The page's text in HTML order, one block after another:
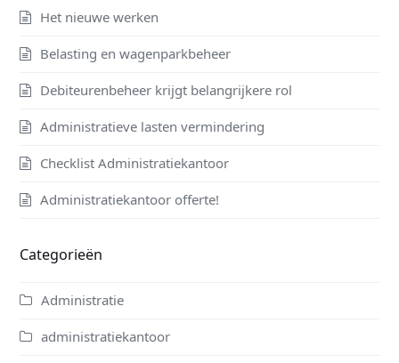
Het nieuwe werken
Belasting en wagenparkbeheer
Debiteurenbeheer krijgt belangrijkere rol
Administratieve lasten vermindering
Checklist Administratiekantoor
Administratiekantoor offerte!
Categorieën
Administratie
administratiekantoor